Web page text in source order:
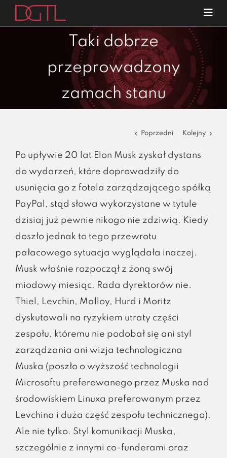
Przejdź
publikacje
Taki dobrze
przeprowadzony
zamach stanu
Poprzedni Kolejny
Po upływie 20 lat Elon Musk zyskał dystans
do wydarzeń, które doprowadziły do
usunięcia go z fotela zarządzającego spółką
PayPal, stąd słowa wykorzystane w tytule
dzisiaj już pewnie nikogo nie zdziwią. Kiedy
doszło jednak to tego przewrotu
pałacowego sytuacja wyglądała inaczej.
Musk właśnie rozpoczął z żoną swój
miodowy miesiąc. Rada dyrektorów nie.
Thiel, Levchin, Malloy, Hurd i Moritz
dyskutowali na ryzykiem utraty części
zespołu, któremu nie podobał się ani styl
zarządzania ani wizja technologiczna
Muska (poszło o wyższość technologii
Microsoftu preferowanego przez Muska nad
środowiskiem Linuxa preferowanym przez
Levchina i duża część zespołu technicznego).
Ale nie tylko. Styl komunikacji Muska,
szczególnie z innymi co-funderami oraz